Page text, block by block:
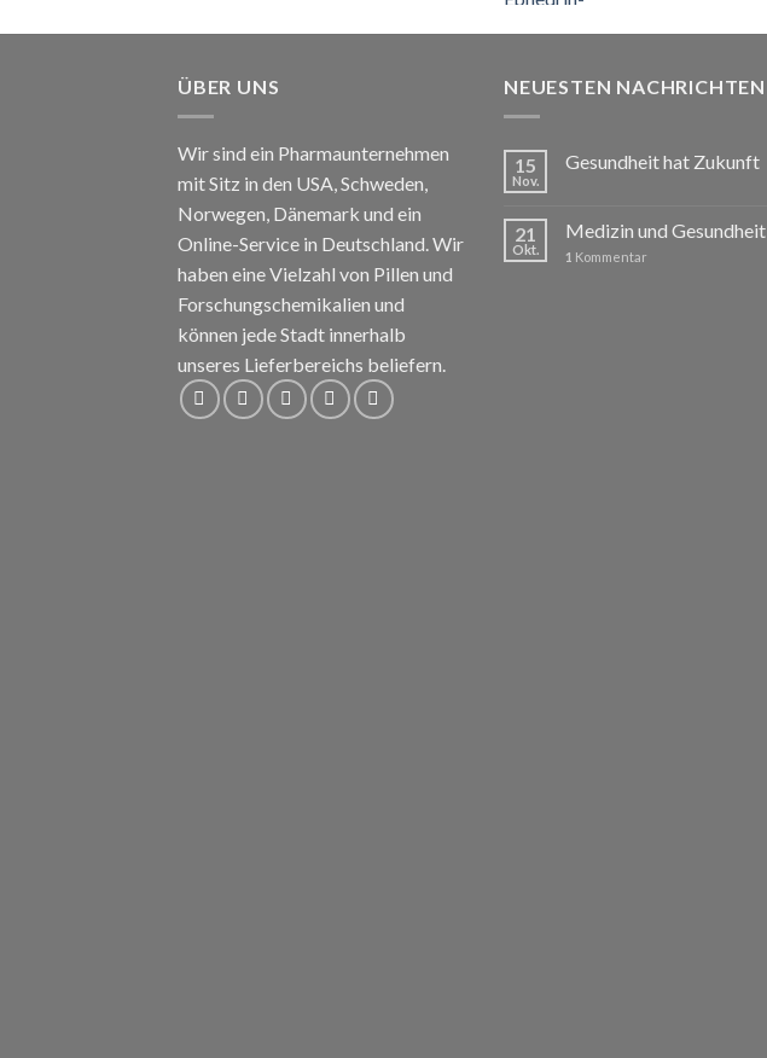
€150
bis
ÜBER UNS
Wir sind ein Pharmaunternehmen
mit Sitz in den USA, Schweden,
Norwegen, Dänemark und ein
Online-Service in Deutschland. Wir
haben eine Vielzahl von Pillen und
Forschungschemikalien und
können jede Stadt innerhalb
unseres Lieferbereichs beliefern.
NEUESTEN NACHRICHTEN
15
Nov.
Gesundheit hat Zukunft
21
Okt.
Medizin und Gesundheit
1 Kommentar